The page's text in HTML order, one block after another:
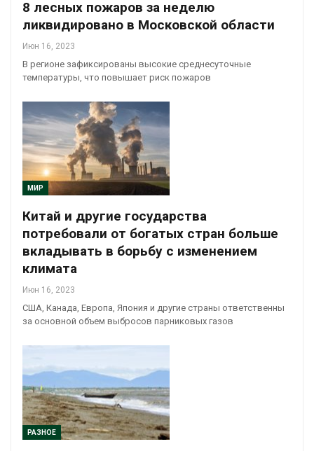
8 лесных пожаров за неделю
ликвидировано в Московской области
Июн 16, 2023
В регионе зафиксированы высокие среднесуточные
температуры, что повышает риск пожаров
МИР
Китай и другие государства
потребовали от богатых стран больше
вкладывать в борьбу с изменением
климата
Июн 16, 2023
США, Канада, Европа, Япония и другие страны ответственны
за основной объем выбросов парниковых газов
РАЗНОЕ